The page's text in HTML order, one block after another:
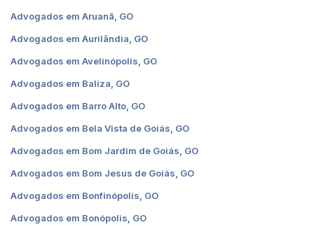
Advogados em Aruanã, GO
Advogados em Aurilândia, GO
Advogados em Avelinópolis, GO
Advogados em Baliza, GO
Advogados em Barro Alto, GO
Advogados em Bela Vista de Goiás, GO
Advogados em Bom Jardim de Goiás, GO
Advogados em Bom Jesus de Goiás, GO
Advogados em Bonfinópolis, GO
Advogados em Bonópolis, GO